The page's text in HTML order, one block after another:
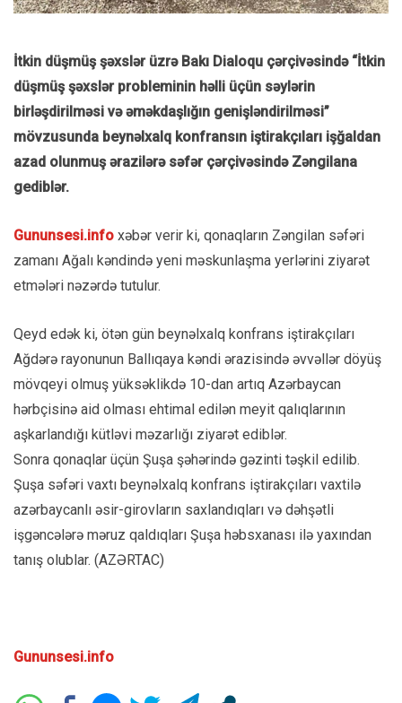
İtkin düşmüş şəxslər üzrə Bakı Dialoqu çərçivəsində “İtkin
düşmüş şəxslər probleminin həlli üçün səylərin
birləşdirilməsi və əməkdaşlığın genişləndirilməsi”
mövzusunda beynəlxalq konfransın iştirakçıları işğaldan
azad olunmuş ərazilərə səfər çərçivəsində Zəngilana
gediblər.
Gununsesi.info xəbər verir ki, qonaqların Zəngilan səfəri
zamanı Ağalı kəndində yeni məskunlaşma yerlərini ziyarət
etmələri nəzərdə tutulur.
Qeyd edək ki, ötən gün beynəlxalq konfrans iştirakçıları
Ağdərə rayonunun Ballıqaya kəndi ərazisində əvvəllər döyüş
mövqeyi olmuş yüksəklikdə 10-dan artıq Azərbaycan
hərbçisinə aid olması ehtimal edilən meyit qalıqlarının
aşkarlandığı kütləvi məzarlığı ziyarət ediblər.
Sonra qonaqlar üçün Şuşa şəhərində gəzinti təşkil edilib.
Şuşa səfəri vaxtı beynəlxalq konfrans iştirakçıları vaxtilə
azərbaycanlı əsir-girovların saxlandıqları və dəhşətli
işgəncələrə məruz qaldıqları Şuşa həbsxanası ilə yaxından
tanış olublar. (AZƏRTAC)
Gununsesi.info